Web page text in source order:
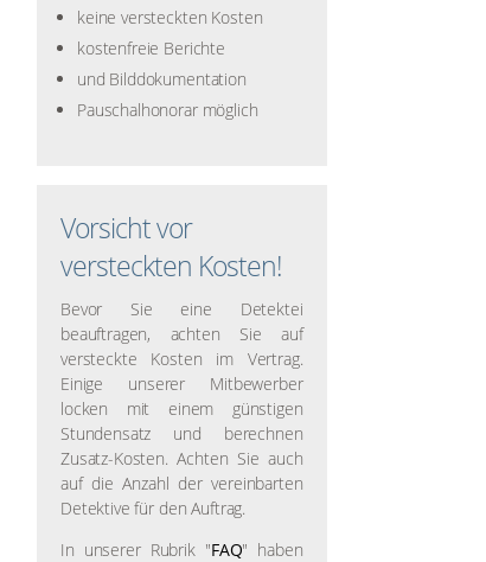
keine versteckten Kosten
kostenfreie Berichte
und Bilddokumentation
Pauschalhonorar möglich
Vorsicht vor
versteckten Kosten!
Bevor Sie eine Detektei
beauftragen, achten Sie auf
versteckte Kosten im Vertrag.
Einige unserer Mitbewerber
locken mit einem günstigen
Stundensatz und berechnen
Zusatz-Kosten. Achten Sie auch
auf die Anzahl der vereinbarten
Detektive für den Auftrag.
In unserer Rubrik "FAQ" haben